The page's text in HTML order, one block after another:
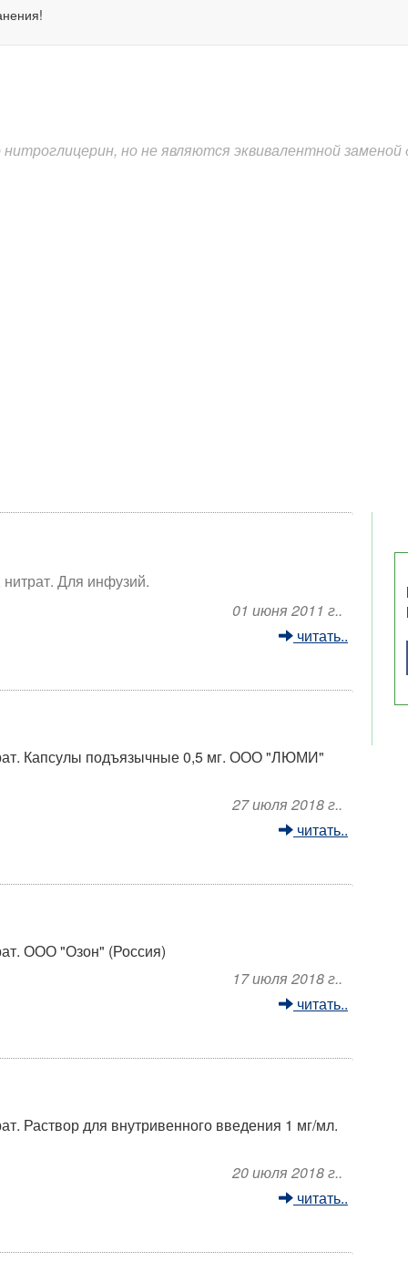
но не являются эквивалентной заменой
Для инфузий.
01 июня 2011 г..
читать..
Капсулы подъязычные 0,5 мг. ООО "ЛЮМИ"
27 июля 2018 г..
читать..
ООО "Озон" (Россия)
17 июля 2018 г..
читать..
Раствор для внутривенного введения 1 мг/мл.
20 июля 2018 г..
читать..